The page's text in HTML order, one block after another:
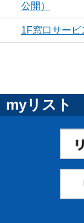
公開）
1F窓口サービ
myリスト